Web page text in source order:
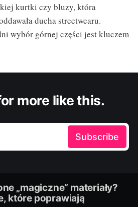
kurtki czy bluzy, która
ducha streetwearu.
wybór górnej części jest kluczem
more like this.
Subscribe
„magiczne” materiały?
które poprawiają